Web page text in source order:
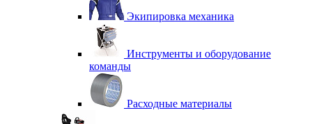
Экипировка механика
Инструменты и оборудование
команды
Расходные материалы